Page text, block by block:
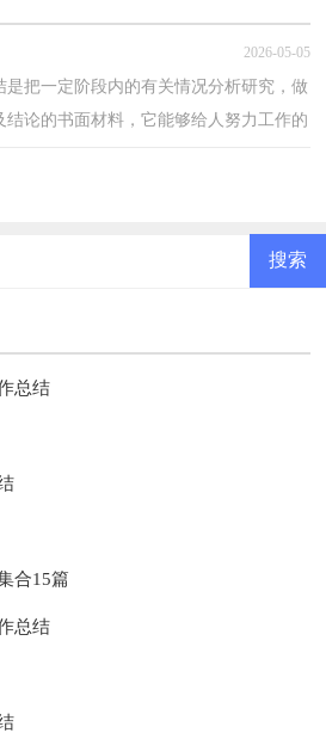
2026-05-05
把一定阶段内的有关情况分析研究，做
结论的书面材料，它能够给人努力工作的
总结
合15篇
总结